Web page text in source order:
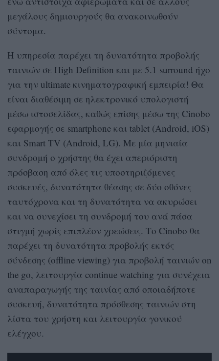
μεγάλους δημιουργούς θα ανακοινωθούν
σύντομα.
Η υπηρεσία παρέχει τη δυνατότητα προβολής
ταινιών σε High Definition και με 5.1 surround ήχο
για την ultimate κινηματογραφική εμπειρία! Θα
είναι διαθέσιμη σε ηλεκτρονικό υπολογιστή
μέσω ιστοσελίδας, καθώς επίσης μέσω της Cinobo
εφαρμογής σε smartphone και tablet (Αndroid, iOS)
και Smart TV (Android, LG). Με μία μηνιαία
συνδρομή ο χρήστης θα έχει απεριόριστη
πρόσβαση από όλες τις υποστηριζόμενες
συσκευές, δυνατότητα θέασης σε δύο οθόνες
ταυτόχρονα και τη δυνατότητα να ακυρώσει
και να συνεχίσει τη συνδρομή του ανά πάσα
στιγμή χωρίς επιπλέον χρεώσεις. Το Cinobo θα
παρέχει τη δυνατότητα προβολής εκτός
σύνδεσης (offline viewing) για προβολή ταινιών on
the go, λειτουργία continue watching για συνέχεια
αναπαραγωγής της ταινίας από οποιαδήποτε
συσκευή, δυνατότητα πρόσθεσης ταινιών στη
λίστα του χρήστη και λειτουργία γονικού
ελέγχου.